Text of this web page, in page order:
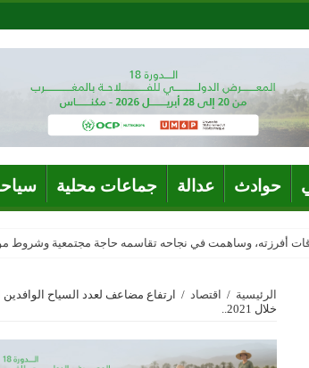
حوادث عدالة جماعات محلية
أفرزته، وساهمت في نجاحه تقاسمه حاجة مجتمعية وشروط
الرئيسية / اقتصاد /
خلال 2021..